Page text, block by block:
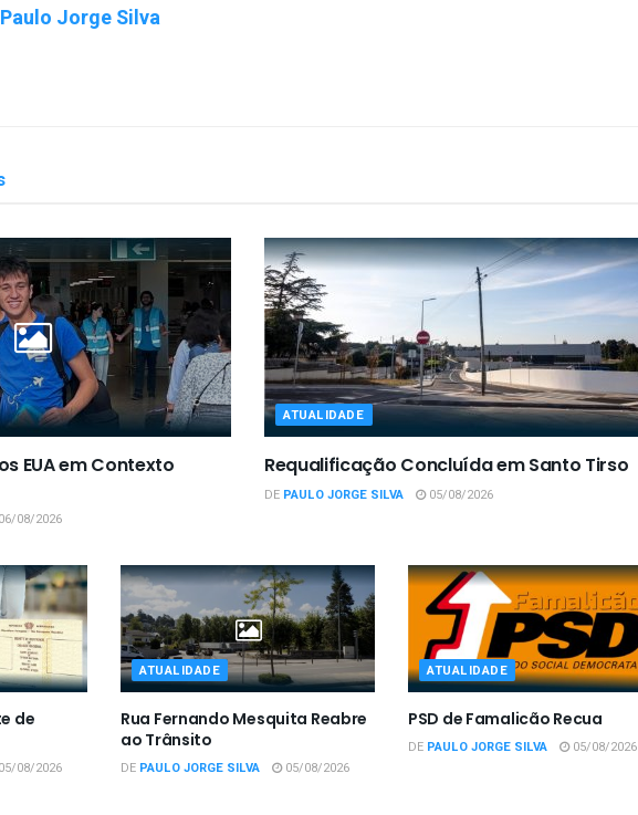
Paulo Jorge Silva
EUA em Contexto
08/2026
ATUALIDADE
Requalificação Concluída em Santo Tirso
DE PAULO JORGE SILVA 05/08/2026
de
08/2026
ATUALIDADE
Rua Fernando Mesquita Reabre
ao Trânsito
DE PAULO JORGE SILVA 05/08/2026
ATUALIDADE
PSD de Famalicão Recua
DE PAULO JORGE SILVA 05/08/2026